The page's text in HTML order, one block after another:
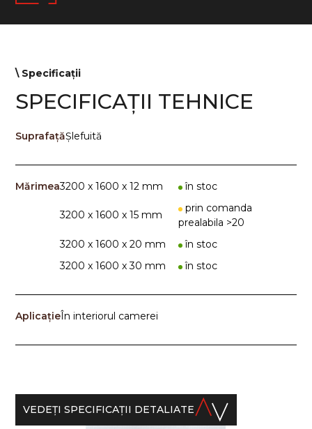
\ Specificații
SPECIFICAȚII TEHNICE
SuprafaţăȘlefuită
Mărimea3200 x 1600 x 12 mm în stoc
3200 x 1600 x 15 mm
prin comanda
prealabila >20
3200 x 1600 x 20 mm
în stoc
3200 x 1600 x 30 mm
în stoc
AplicațieÎn interiorul camerei
VEDEŢI SPECIFICAȚII DETALIATE